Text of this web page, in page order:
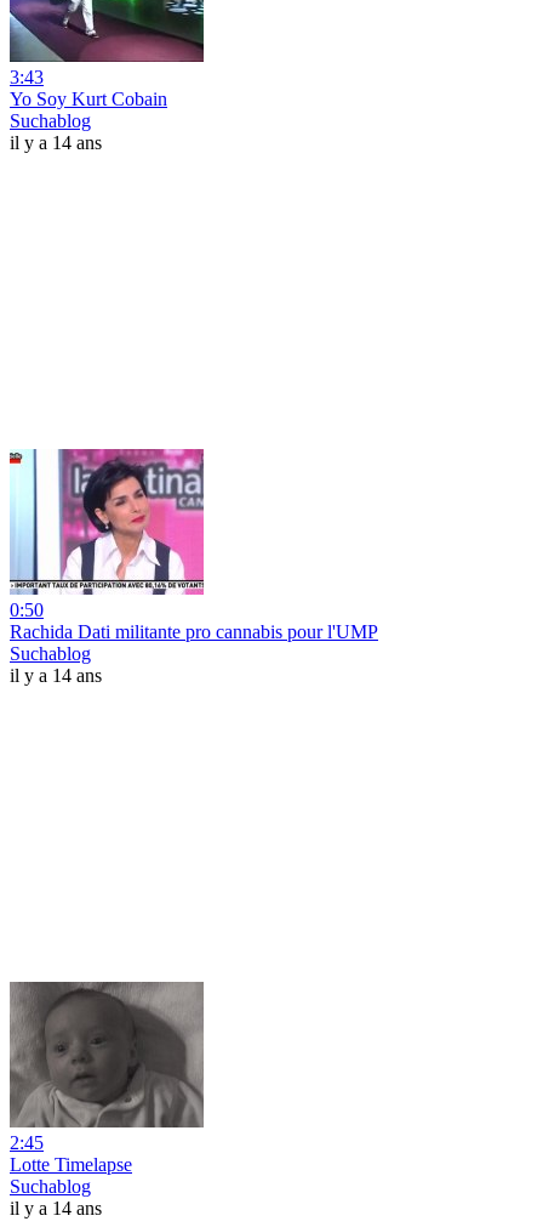
3:43
Yo Soy Kurt Cobain
Suchablog
il y a 14 ans
0:50
Rachida Dati militante pro cannabis pour l'UMP
Suchablog
il y a 14 ans
2:45
Lotte Timelapse
Suchablog
il y a 14 ans